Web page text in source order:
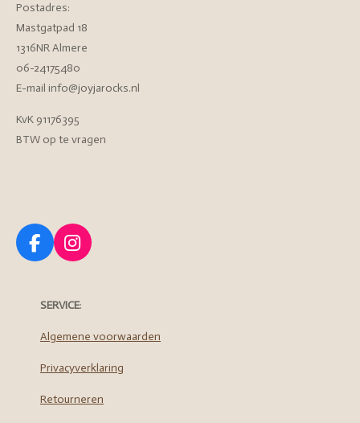
Postadres:
Mastgatpad 18
1316NR Almere
06-24175480
E-mail info@joyjarocks.nl
KvK 91176395
BTW op te vragen
F
a
e
o
k
I
n
t
g
a
SERVICE:
Algemene voorwaarden
Privacyverklaring
Retourneren